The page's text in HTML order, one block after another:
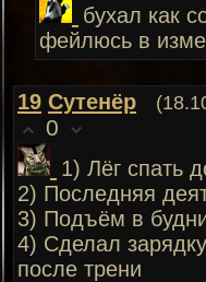
бухал как
фейлюсь в
19 Сутенёр
0
1) Лёг спать
2) Последняя
3) Подъём в
4) Сделал
после трени